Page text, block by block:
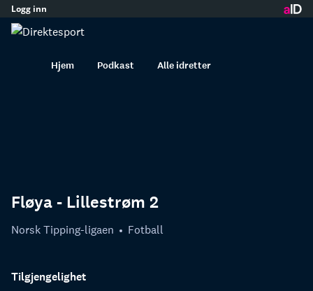
innhold
Logg inn
Hjem Podkast Alle idretter
Fløya - Lillestrøm 2
Norsk Tipping-ligaen Fotball
Tilgjengelighet